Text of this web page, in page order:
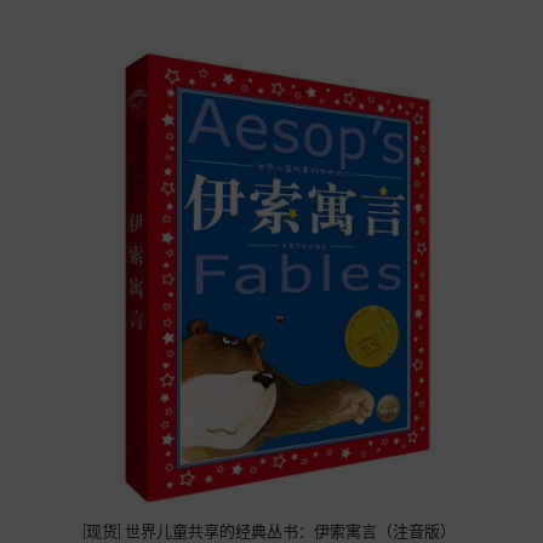
[现货] 世界儿童共享的经典丛书：伊索寓言（注音版）